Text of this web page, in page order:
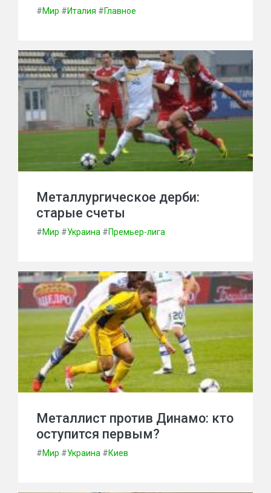
#Мир #Италия #Главное
Металлургическое дерби:
старые счеты
#Мир #Украина #Премьер-лига
Металлист против Динамо: кто
оступится первым?
#Мир #Украина #Киев